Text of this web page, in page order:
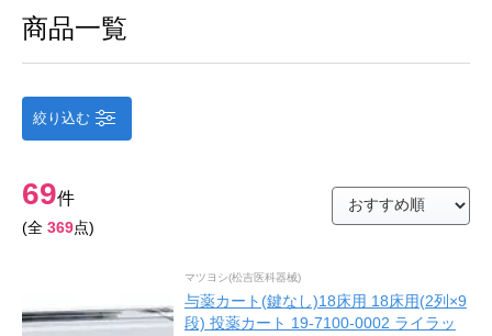
タイプやトレータイプなどがあります。
商品一覧
絞り込む
69件
(全 369点)
マツヨシ(松吉医科器械)
与薬カート(鍵なし)18床用 18床用(2列×9
段) 投薬カート 19-7100-0002 ライラッ